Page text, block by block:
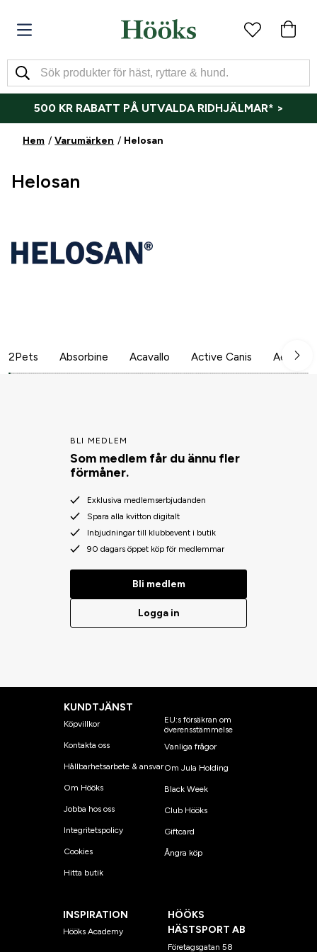
500 KR RABATT PÅ UTVALDA RIDHJÄLMAR* >
Hem Varumärken Helosan
Helosan
2Pets Absorbine Acavallo Active Canis Aesculap
BLI MEDLEM
Som medlem får du ännu fler
förmåner.
Exklusiva medlemserbjudanden
Spara alla kvitton digitalt
Inbjudningar till klubbevent i butik
90 dagars öppet köp för medlemmar
Bli medlem
Logga in
KUNDTJÄNST
Köpvillkor
Kontakta oss
Hållbarhetsarbete & ansvar
Om Hööks
Jobba hos oss
Integritetspolicy
Cookies
Hitta butik
EU:s försäkran om
överensstämmelse
Vanliga frågor
Om Jula Holding
Black Week
Club Hööks
Giftcard
Ångra köp
INSPIRATION
Hööks Academy
HÖÖKS
HÄSTSPORT AB
Företagsgatan 58